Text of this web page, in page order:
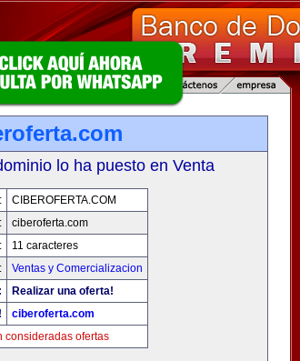
lo ha puesto en Venta
CIBEROFERTA.COM
ciberoferta.com
11 caracteres
Ventas y Comercializacion
Realizar una oferta!
ciberoferta.com
consideradas ofertas